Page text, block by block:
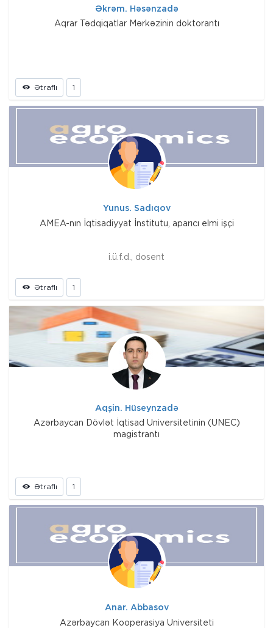
Əkrəm. Həsənzadə
Aqrar Tədqiqatlar Mərkəzinin doktorantı
Ətraflı 1
Yunus. Sadıqov
AMEA-nın İqtisadiyyat İnstitutu, aparıcı elmi işçi
i.ü.f.d., dosent
Ətraflı 1
Aqşin. Hüseynzadə
Azərbaycan Dövlət İqtisad Universitetinin (UNEC)
magistrantı
Ətraflı 1
Anar. Abbasov
Azərbaycan Kooperasiya Universiteti